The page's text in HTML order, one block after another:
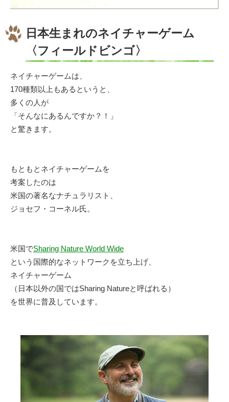
日本生まれのネイチャーゲーム
〈フィールドビンゴ〉
ネイチャーゲームは、
170種類以上もあるというと、
多くの人が
「そんなにあるんですか？！」
と驚きます。
もともとネイチャーゲームを
考案したのは
米国の著名なナチュラリスト、
ジョセフ・コーネル氏。
米国でSharing Nature World Wide
という国際的なネットワークを立ち上げ、
ネイチャーゲーム
（日本以外の国ではSharing Natureと呼ばれる）
を世界に普及しています。